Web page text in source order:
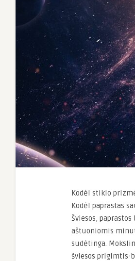
Kodėl stiklo
Kodėl paprastas
Šviesos,
aštuoniomis
sudėtinga.
šviesos prigimtis-